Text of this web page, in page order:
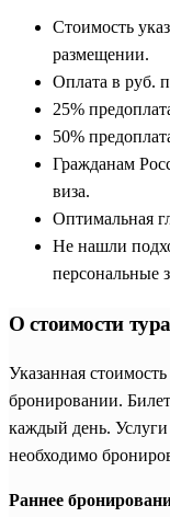
Стоимость
размещении.
Оплата в руб.
25%
50%
Гражданам
виза.
Оптимальная
Не нашли
персональные
О стоимости тура
Указанная
бронировании.
каждый день.
необходимо
Раннее